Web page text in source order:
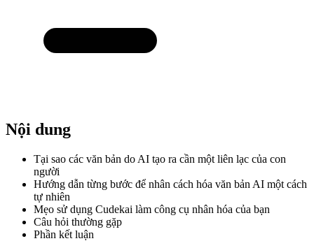
Nội dung
Tại sao các văn bản do AI tạo ra cần một liên lạc của con
người
Hướng dẫn từng bước để nhân cách hóa văn bản AI một cách
tự nhiên
Mẹo sử dụng Cudekai làm công cụ nhân hóa của bạn
Câu hỏi thường gặp
Phần kết luận